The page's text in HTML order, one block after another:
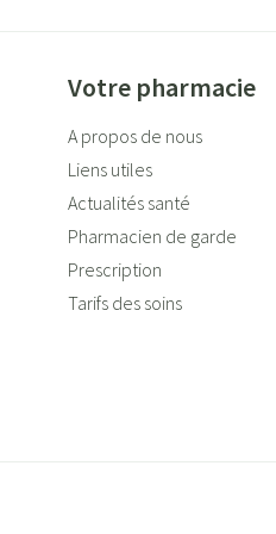
Votre pharmacie
A propos de nous
Liens utiles
Actualités santé
Pharmacien de garde
Prescription
Tarifs des soins